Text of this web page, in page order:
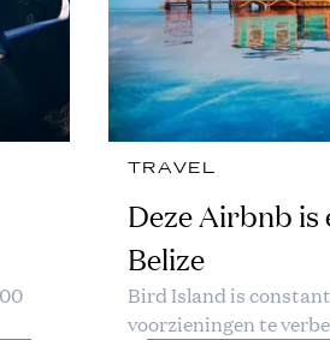
TRAVEL
Deze Airbnb is
Belize
Bird Island is
voorzieningen te